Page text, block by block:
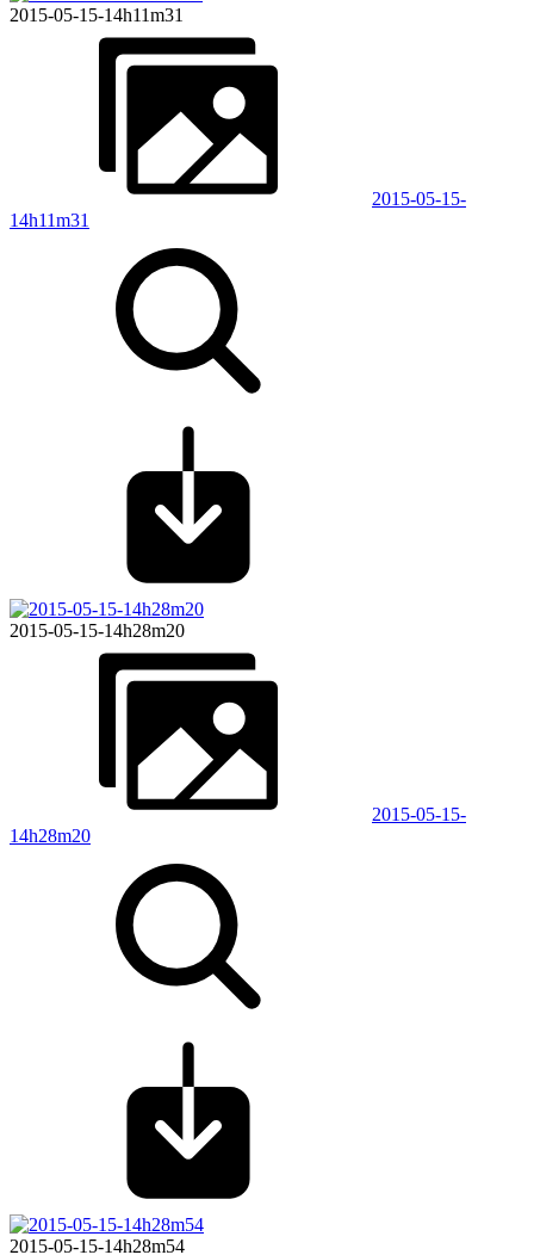
2015-05-15-14h11m31
2015-05-15-
14h11m31
2015-05-15-14h28m20
2015-05-15-
14h28m20
2015-05-15-14h28m54